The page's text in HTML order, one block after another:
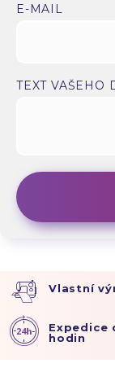
E-MAIL
TEXT VAŠEHO
Vlastní
Expedice
hodin